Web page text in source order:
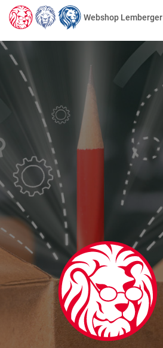
Webshop Lemberger